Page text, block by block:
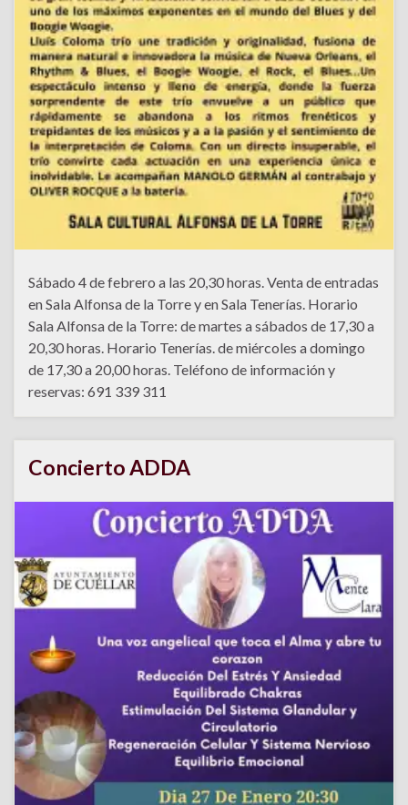
Sábado 4 de febrero a las 20,30 horas. Venta de entradas
en Sala Alfonsa de la Torre y en Sala Tenerías. Horario
Sala Alfonsa de la Torre: de martes a sábados de 17,30 a
20,30 horas. Horario Tenerías. de miércoles a domingo
de 17,30 a 20,00 horas. Teléfono de información y
reservas: 691 339 311
Concierto ADDA